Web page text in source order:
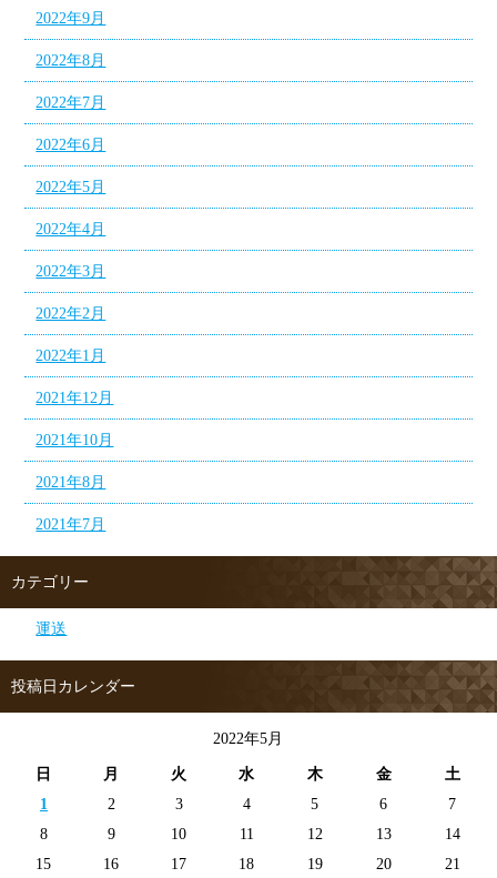
2022年9月
2022年8月
2022年7月
2022年6月
2022年5月
2022年4月
2022年3月
2022年2月
2022年1月
2021年12月
2021年10月
2021年8月
2021年7月
カテゴリー
運送
投稿日カレンダー
2022年5月
日 月 火 水 木 金
土
1
2 3 4 5 6
7
8
9 10 11 12 13
14
15
16 17 18 19 20 21